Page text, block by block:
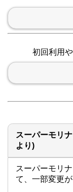
初回利用
スーパーモリ
より)
スーパーモリ
て、一部変更